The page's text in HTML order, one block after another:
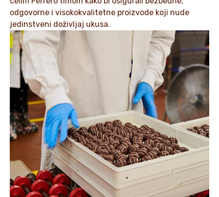
odgovorne i visokokvalitetne proizvode koji nude
jedinstveni doživljaj ukusa.